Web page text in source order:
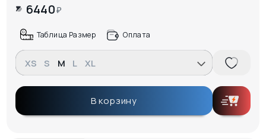
6440₽
Таблица Размер Оплата
XS S M L XL
В корзину